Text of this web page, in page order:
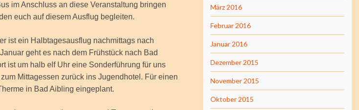
im Anschluss an diese Veranstaltung bringen
euch auf diesem Ausflug begleiten.
ist ein Halbtagesausflug nachmittags nach
geht es nach dem Frühstück nach Bad
ist um halb elf Uhr eine Sonderführung für uns
Mittagessen zurück ins Jugendhotel. Für einen
in Bad Aibling eingeplant.
März 2016
Februar 2016
Januar 2016
Dezember 2015
November 2015
Oktober 2015